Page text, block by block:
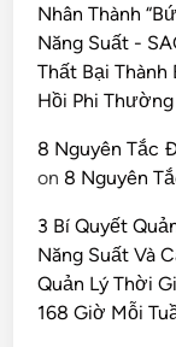
Nhân Thành
Năng Suất -
Thất Bại Thành
Hồi Phi Thường
8 Nguyên Tắc
on 8 Nguyên
3 Bí Quyết
Năng Suất Và
Quản Lý Thời
168 Giờ Mỗi